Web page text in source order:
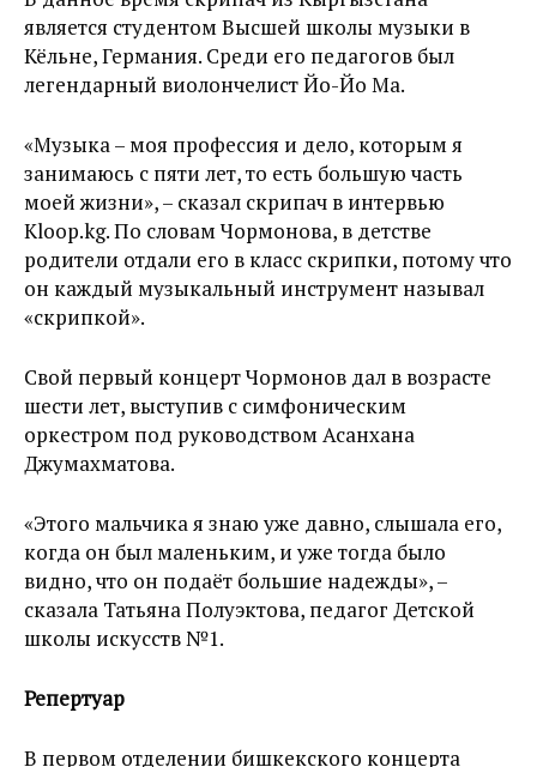
является студентом Высшей школы музыки в
Кёльне, Германия. Среди его педагогов был
легендарный виолончелист Йо-Йо Ма.
«Музыка – моя профессия и дело, которым я
занимаюсь с пяти лет, то есть большую часть
моей жизни», – сказал скрипач в интервью
Kloop.kg. По словам Чормонова, в детстве
родители отдали его в класс скрипки, потому что
он каждый музыкальный инструмент называл
«скрипкой».
Свой первый концерт Чормонов дал в возрасте
шести лет, выступив с симфоническим
оркестром под руководством Асанхана
Джумахматова.
«Этого мальчика я знаю уже давно, слышала его,
когда он был маленьким, и уже тогда было
видно, что он подаёт большие надежды», –
сказала Татьяна Полуэктова, педагог Детской
школы искусств №1.
Репертуар
В первом отделении бишкекского концерта